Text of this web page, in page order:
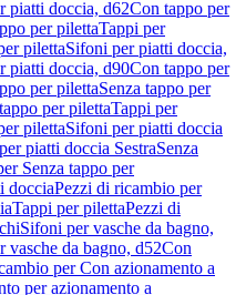
piatti doccia, d62Con tappo per
per pilettaTappi per
pilettaSifoni per piatti doccia,
piatti doccia, d90Con tappo per
per pilettaSenza tappo per
per pilettaTappi per
pilettaSifoni per piatti doccia
piatti doccia SestraSenza
Senza tappo per
docciaPezzi di ricambio per
Tappi per pilettaPezzi di
Sifoni per vasche da bagno,
da bagno, d52Con
per Con azionamento a
per azionamento a